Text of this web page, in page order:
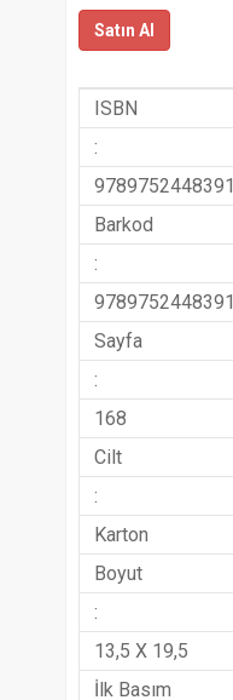
Satın Al
ISBN
:
9789752448391
Barkod
:
9789752448391
Sayfa
:
168
Cilt
:
Karton
Boyut
:
13,5 X 19,5
İlk Basım